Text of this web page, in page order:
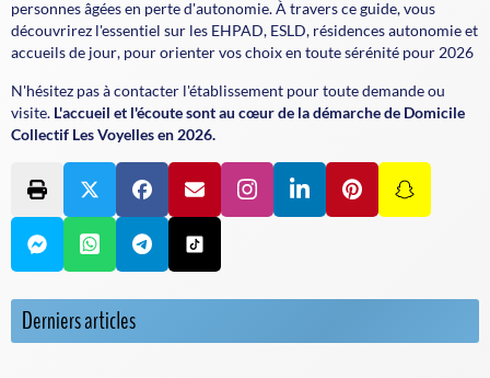
personnes âgées en perte d'autonomie. À travers ce guide, vous
découvrirez l'essentiel sur les EHPAD, ESLD, résidences autonomieet
accueils de jour, pour orienter vos choix en toute sérénité pour 2026
N'hésitez pas à contacter l'établissement pour toute demande ou
visite. L'accueil et l'écoute sont au cœur de la démarche de Domicile
Collectif Les Voyelles en 2026.
Derniers articles